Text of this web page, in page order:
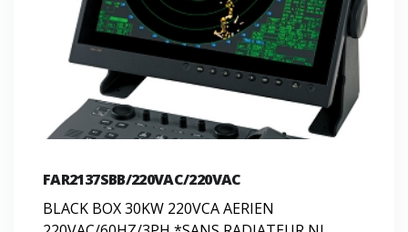
FAR2137SBB/220VAC/220VAC
BLACK BOX 30KW 220VCA AERIEN